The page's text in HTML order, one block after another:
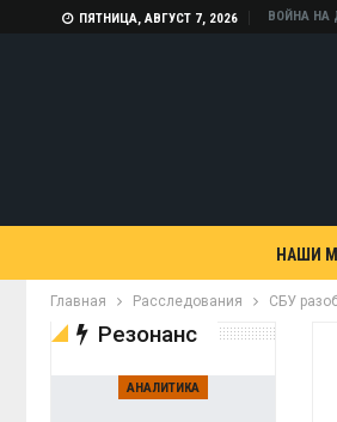
ПЯТНИЦА, АВГУСТ 7, 2026 ВОЙНА НА
НАШИ
Главная Расследования СБУ
Резонанс
АНАЛИТИКА